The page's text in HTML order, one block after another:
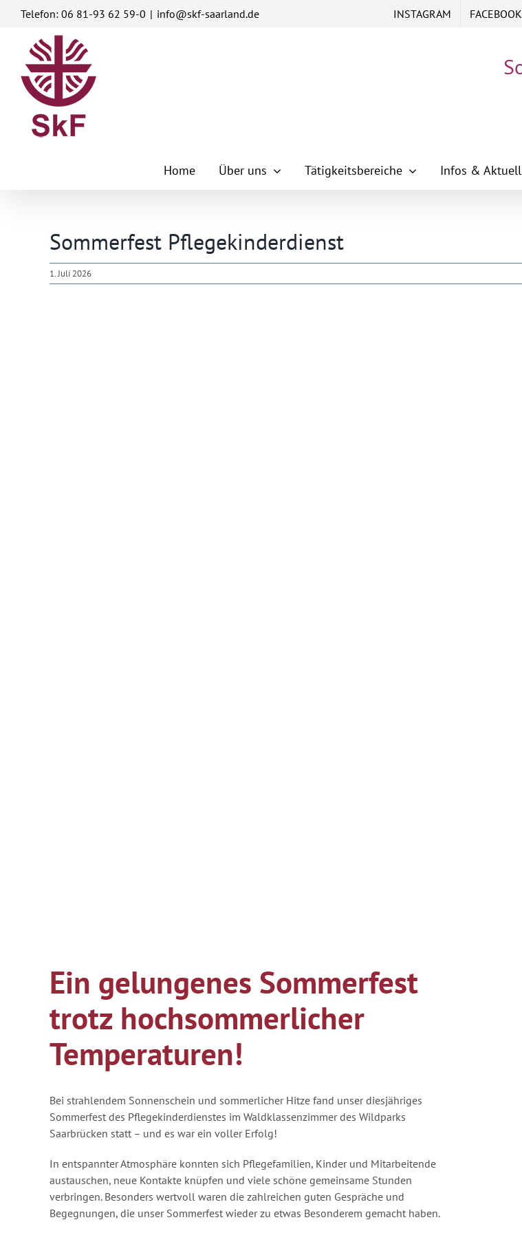
springen
Telefon: 06 81-93 62 59-0 | info@skf-saarland.de INSTAGRAM FACEBOOK
Home Über uns Tätigkeitsbereiche Infos &
Sommerfest Pflegekinderdienst
1. Juli 2026
Ein gelungenes Sommerfest
trotz hochsommerlicher
Temperaturen!
Bei strahlendem Sonnenschein und sommerlicher Hitze fand unser diesjähriges
Sommerfest des Pflegekinderdienstes im Waldklassenzimmer des Wildparks
Saarbrücken statt – und es war ein voller Erfolg!
In entspannter Atmosphäre konnten sich Pflegefamilien, Kinder und Mitarbeitende
austauschen, neue Kontakte knüpfen und viele schöne gemeinsame Stunden
verbringen. Besonders wertvoll waren die zahlreichen guten Gespräche und
Begegnungen, die unser Sommerfest wieder zu etwas Besonderem gemacht haben.